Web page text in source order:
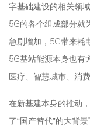
字基础建设的相关领
5G的各个组成部分就
急剧增加，5G带来耗
5G基站能源本身也有
医疗、智慧城市、消
在新基建本身的推动
了“国产替代”的大背